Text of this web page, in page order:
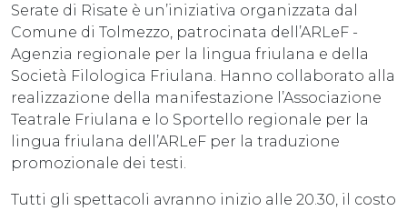
Serate di Risate è un’iniziativa organizzata dal
Comune di Tolmezzo, patrocinata dell’ARLeF -
Agenzia regionale per la lingua friulana e della
Società Filologica Friulana. Hanno collaborato alla
realizzazione della manifestazione l’Associazione
Teatrale Friulana e lo Sportello regionale per la
lingua friulana dell’ARLeF per la traduzione
promozionale dei testi.
Tutti gli spettacoli avranno inizio alle 20.30, il costo